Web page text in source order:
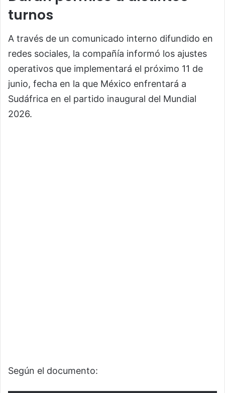
turnos
A través de un comunicado interno difundido en
redes sociales, la compañía informó los ajustes
operativos que implementará el próximo 11 de
junio, fecha en la que México enfrentará a
Sudáfrica en el partido inaugural del Mundial
2026.
Según el documento: